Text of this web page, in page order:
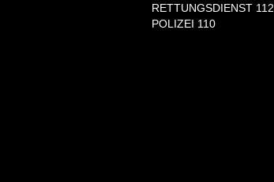
RETTUNGSDIENST 112
POLIZEI 110